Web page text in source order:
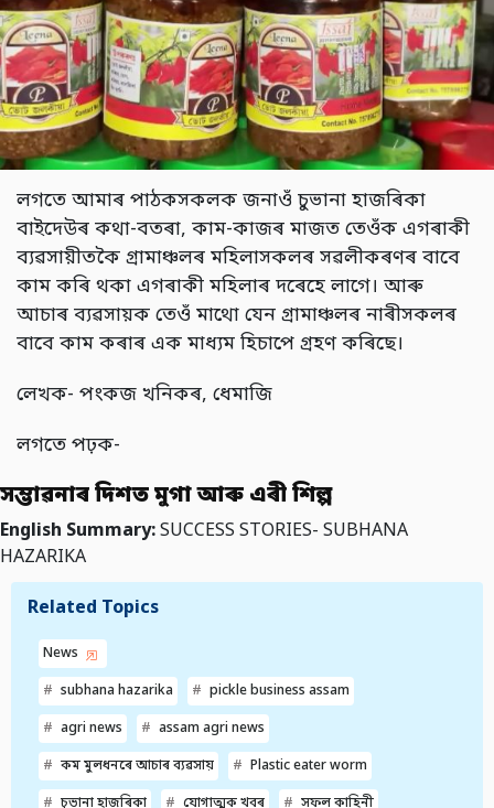
লগতে আমাৰ পাঠকসকলক জনাওঁ চুভানা হাজৰিকা
বাইদেউৰ কথা-বতৰা, কাম-কাজৰ মাজত তেওঁক এগৰাকী
ব্যৱসায়ীতকৈ গ্ৰামাঞ্চলৰ মহিলাসকলৰ সৱলীকৰণৰ বাবে
কাম কৰি থকা এগৰাকী মহিলাৰ দৰেহে লাগে। আৰু
আচাৰ ব্যৱসায়ক তেওঁ মাথো যেন গ্ৰামাঞ্চলৰ নাৰীসকলৰ
বাবে কাম কৰাৰ এক মাধ্যম হিচাপে গ্ৰহণ কৰিছে।
লেখক- পংকজ খনিকৰ, ধেমাজি
লগতে পঢ়ক-
সম্ভাৱনাৰ দিশত মুগা আৰু এৰী শিল্প
English Summary:SUCCESS STORIES- SUBHANA
HAZARIKA
Related Topics
News
subhana hazarika pickle business assam
agri news assam agri news
কম মুলধনৰে আচাৰ ব্যৱসায় Plastic eater worm
চুভানা হাজৰিকা যোগাত্মক খবৰ সফল কাহিনী